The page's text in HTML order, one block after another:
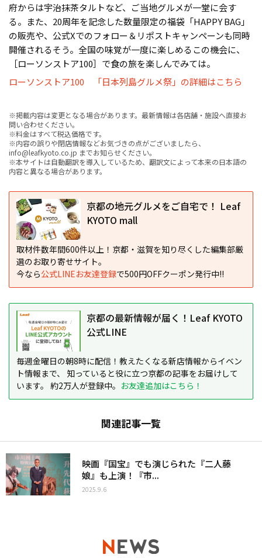
府からは宇治抹茶タルトなど、ご当地グルメが一堂に会す
る。また、20周年を記念した数量限定の福袋「HAPPY BAG」
の販売や、公式Xでのフォロー＆リポストキャンペーンも同時
開催されるそう。全国の味覚が一度に楽しめるこの機会に、
［ローソンストア100］で食の旅を楽しんでみては。
ローソンストア100 「日本列島グルメ祭」の詳細はこちら
※掲載内容は変更となる場合があります。最新情報は各店舗・施設へ直接お
問い合わせください。
※料金はすべて税込価格です。
※内容の誤りや閉店情報などお気づきの点がございましたら、
info@leafkyoto.co.jp までお知らせください。
※本サイトは自動翻訳を導入しているため、翻訳文によって本来の日本語の
内容と異なる場合があります。
京都の地元グルメをご自宅で！ Leaf
KYOTO mall
取材件数年間600件以上！京都・滋賀を知り尽くした編集部厳
選のお取り寄せサイト。
今なら公式LINEお友達登録で500円OFFクーポン発行中!!
京都の最新情報が届く！Leaf KYOTO
公式LINE
毎週金曜日の朝8時に配信！教えたくなる新店情報からイベン
ト情報まで、 知っていると役に立つ京都の記事をお届けして
います。 約2万人が登録中。 お友達追加はこちら！
関連記事一覧
映画『国宝』でも演じられた『二人藤
娘』も上演！『市...
2025.9.6